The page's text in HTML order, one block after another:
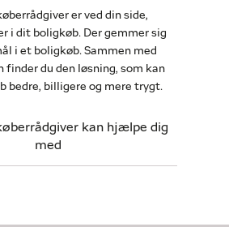
er ved din side,
i dit boligkøb. Der gemmer sig
i et boligkøb. Sammen med
finder du den løsning, som kan
bedre, billigere og mere trygt.
kan hjælpe dig
med